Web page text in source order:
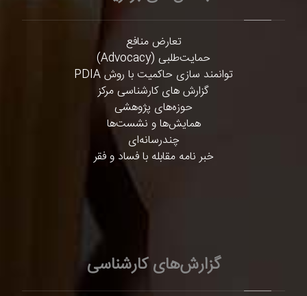
تعارض منافع
حمایت‌طلبی (Advocacy)
توانمند سازی حاکمیت با روش PDIA
گزارش های کارشناسی مرکز
حوزه‌های پژوهشی
همایش‌ها و نشست‌ها
چندرسانه‌ای
خبر نامه مقابله با فساد و فقر
گزارش‌های کارشناسی